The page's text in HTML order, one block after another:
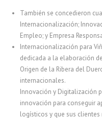
También se concedieron
Internacionalización;
Empleo; y Empresa
Internacionalización para
dedicada a la elaboración
Origen de la Ribera del
internacionales.
Innovación y Digitalización
innovación para conseguir
logísticos y que sus